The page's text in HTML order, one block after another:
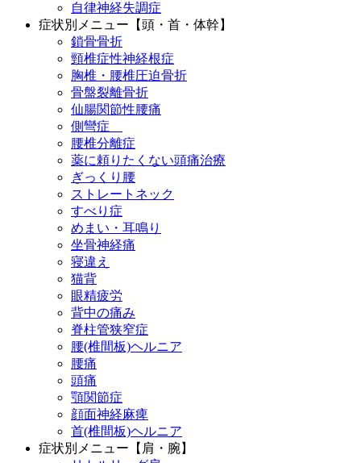
自律神経失調症
症状別メニュー【頭・首・体幹】
鎖骨骨折
頸椎症性神経根症
胸椎・腰椎圧迫骨折
骨盤裂離骨折
仙腸関節性腰痛
側彎症
腰椎分離症
薬に頼りたくない頭痛治療
ぎっくり腰
ストレートネック
すべり症
めまい・耳鳴り
坐骨神経痛
寝違え
猫背
眼精疲労
背中の痛み
脊柱管狭窄症
腰(椎間板)ヘルニア
腰痛
頭痛
顎関節症
顔面神経麻痺
首(椎間板)ヘルニア
症状別メニュー【肩・腕】